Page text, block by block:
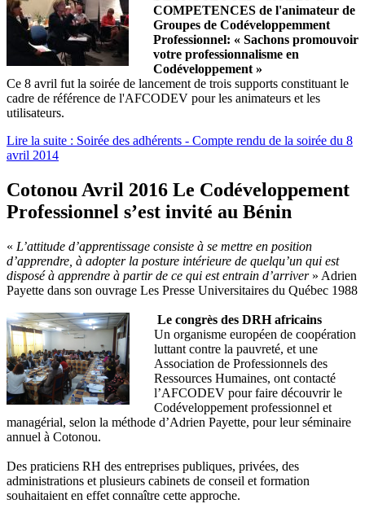
COMPETENCES de l'animateur de
Groupes de Codéveloppemment
Professionnel: « Sachons promouvoir
votre professionnalisme en
Codéveloppement »
Ce 8 avril fut la soirée de lancement de trois supports constituant le
cadre de référence de l'AFCODEV pour les animateurs et les
utilisateurs.
Lire la suite : Soirée des adhérents - Compte rendu de la soirée du 8
avril 2014
Cotonou Avril 2016 Le Codéveloppement
Professionnel s’est invité au Bénin
« L’attitude d’apprentissage consiste à se mettre en position
d’apprendre, à adopter la posture intérieure de quelqu’un qui est
disposé à apprendre à partir de ce qui est entrain d’arriver» Adrien
Payette dans son ouvrage Les Presse Universitaires du Québec 1988
Le congrès des DRH africains
Un organisme européen de coopération
luttant contre la pauvreté, et une
Association de Professionnels des
Ressources Humaines, ont contacté
l’AFCODEV pour faire découvrir le
Codéveloppement professionnel et
managérial, selon la méthode d’Adrien Payette, pour leur séminaire
annuel à Cotonou.
Des praticiens RH des entreprises publiques, privées, des
administrations et plusieurs cabinets de conseil et formation
souhaitaient en effet connaître cette approche.